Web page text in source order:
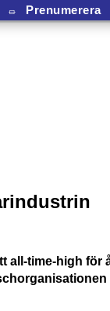
⏛ Prenumerera
all-time-high för